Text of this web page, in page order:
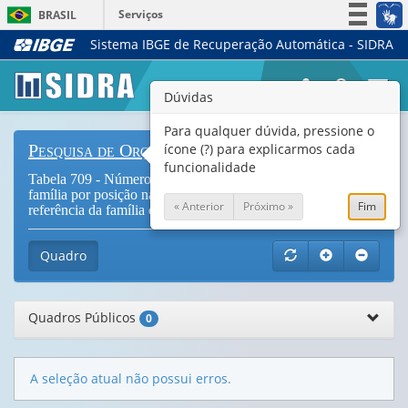
BRASIL
Serviços
Simplifique!
Legislação
Canais
Sistema IBGE de Recuperação Automática - SIDRA
Pesquisa de Orçamentos Familiares
Tabela 709 - Número de famílias e Tamanho médio da
família por posição na ocupação principal da pessoa de
referência da família e situação do domicílio (Vide Notas )
Quadro
Quadros Públicos 0
A seleção atual não possui erros.
Dúvidas
Para qualquer dúvida, pressione o
ícone (?) para explicarmos cada
funcionalidade
« Anterior Próximo » Fim